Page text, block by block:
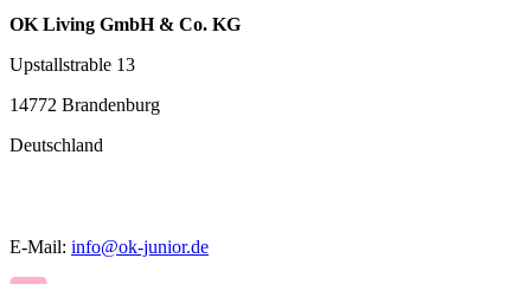
OK Living GmbH & Co. KG
Upstallstrable 13
14772 Brandenburg
Deutschland
E-Mail: info@ok-junior.de